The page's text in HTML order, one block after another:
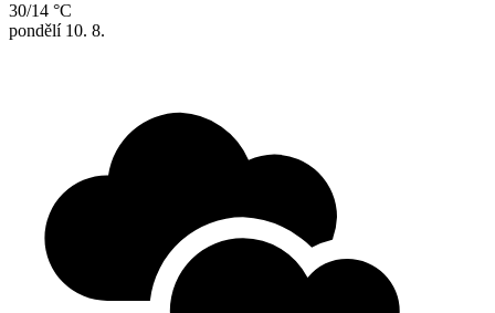
30/14 °C
pondělí 10. 8.